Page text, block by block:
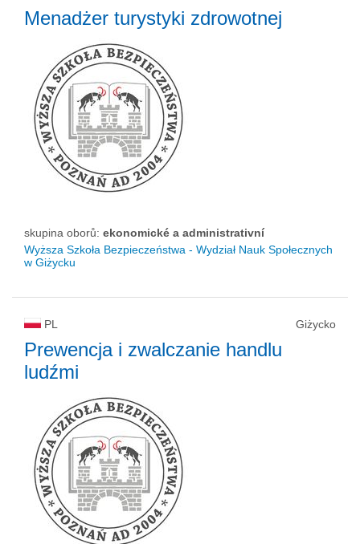
Menadżer turystyki zdrowotnej
skupina oborů: ekonomické a administrativní
Wyższa Szkoła Bezpieczeństwa - Wydział Nauk Społecznych
w Giżycku
PL Giżycko
Prewencja i zwalczanie handlu
ludźmi